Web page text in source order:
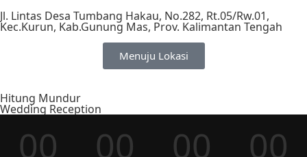
Jl. Lintas Desa Tumbang Hakau, No.282, Rt.05/Rw.01,
Kec.Kurun, Kab.Gunung Mas, Prov. Kalimantan Tengah
Menuju Lokasi
Hitung Mundur
Wedding Reception
00 00 00 00